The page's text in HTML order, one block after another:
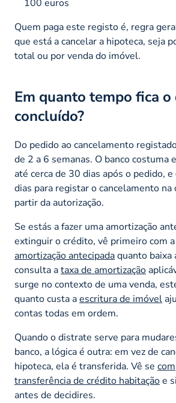
100 euros
Quem paga este registo é, regra
que está a cancelar a hipoteca, seja
total ou por venda do imóvel.
Em quanto tempo fica
concluído?
Do pedido ao cancelamento
de 2 a 6 semanas. O banco costuma
até cerca de 30 dias após o pedido,
dias para registar o cancelamento na
partir da autorização.
Se estás a fazer uma amortização
extinguir o crédito, vê primeiro com a
amortização antecipadaquanto baixa
consulta ataxa de amortização
surge no contexto de uma venda,
quanto custa aescritura de imóvel
contas todas em ordem.
Quando o distrate serve para
banco, a lógica é outra: em vez de
hipoteca, ela é transferida. Vê se
transferência de crédito habitaçãoe
antes de decidires.